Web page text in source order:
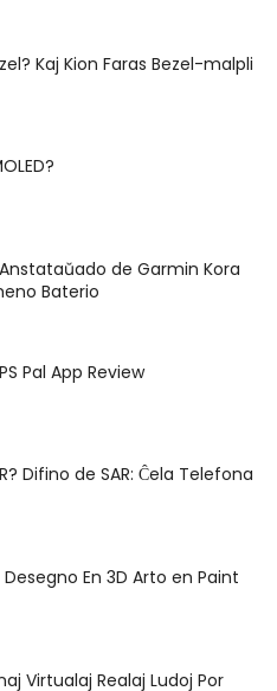
Kaj Kion Faras Bezel-malpli
de Garmin Kora
Baterio
Pal App Review
Difino de SAR: Ĉela Telefona
Desegno En 3D Arto en Paint
Virtualaj Realaj Ludoj Por